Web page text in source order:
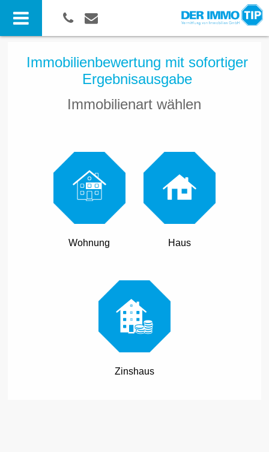
Immobilienbewertung mit sofortiger
Ergebnisausgabe
Immobilienart wählen
Wohnung Haus
Zinshaus